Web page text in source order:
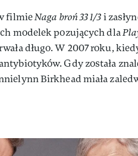
filmieNaga broń 33 1/3i
modelek pozujących dla
długo. W 2007 roku,
Gdy została
Birkhead miała